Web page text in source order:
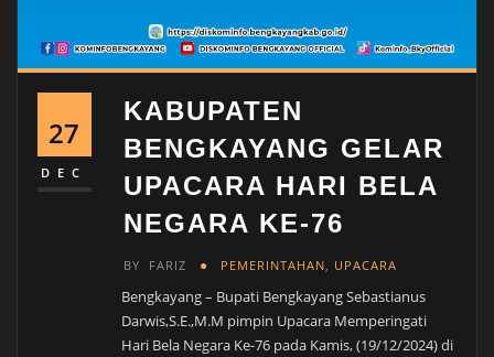
27
DEC
KABUPATEN
BENGKAYANG GELAR
UPACARA HARI BELA
NEGARA KE-76
BY FARIZ PEMERINTAHAN UPACARA
Bengkayang – Bupati Bengkayang Sebastianus
Darwis,S.E.,M.M pimpin Upacara Memperingati
Hari Bela Negara Ke-76 pada Kamis, (19/12/2024) di